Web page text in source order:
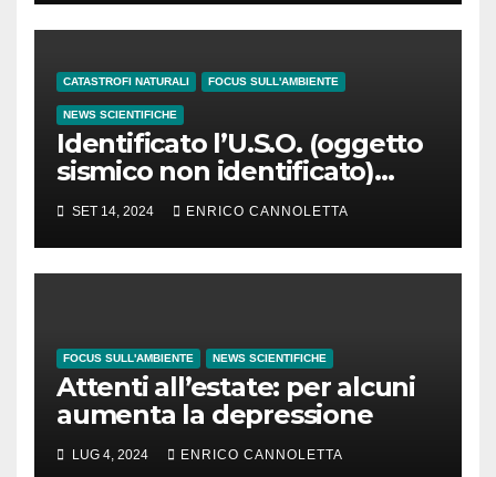
CATASTROFI NATURALI FOCUS SULL'AMBIENTE
NEWS SCIENTIFICHE
Identificato l’U.S.O. (oggetto
sismico non identificato)
osservato in Groenlandia
SET 14, 2024 ENRICO CANNOLETTA
FOCUS SULL'AMBIENTE NEWS SCIENTIFICHE
Attenti all’estate: per alcuni
aumenta la depressione
LUG 4, 2024 ENRICO CANNOLETTA